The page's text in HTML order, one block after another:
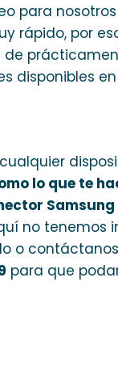
para
rápido, por
de
disponibles
lo que te
Samsung
no tenemos
o contáctanos
para que